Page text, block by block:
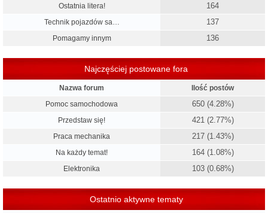
Ostatnia litera! 164
Technik pojazdów sa… 137
Pomagamy innym 136
Najczęściej postowane fora
Nazwa forum
Ilość postów
Pomoc samochodowa
650 (4.28%)
Przedstaw się! 421 (2.77%)
Praca mechanika 217 (1.43%)
Na każdy temat! 164 (1.08%)
Elektronika 103 (0.68%)
Ostatnio aktywne tematy